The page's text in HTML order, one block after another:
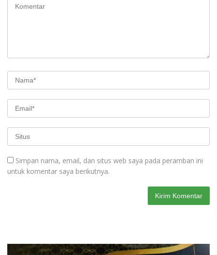
Simpan nama, email, dan situs web saya pada peramban ini
untuk komentar saya berikutnya.